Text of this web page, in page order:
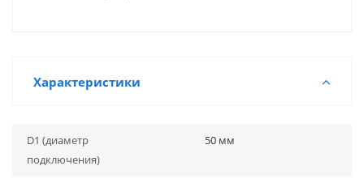
Характеристики
D1 (диаметр
подключения)
50 мм